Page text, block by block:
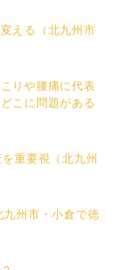
える（北九州市
りや腰痛に代表
こに問題がある
重要視（北九州
九州市・小倉で徳